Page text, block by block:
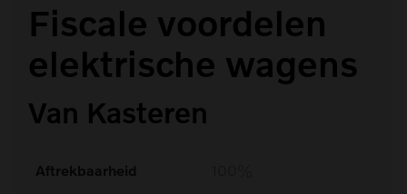
Fiscale voordelen
elektrische wagens
Van Kasteren
Aftrekbaarheid